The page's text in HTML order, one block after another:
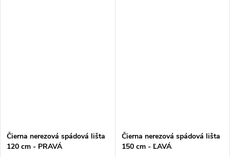
Čierna nerezová spádová lišta
120 cm - PRAVÁ
Čierna nerezová spádová lišta
150 cm - ĽAVÁ